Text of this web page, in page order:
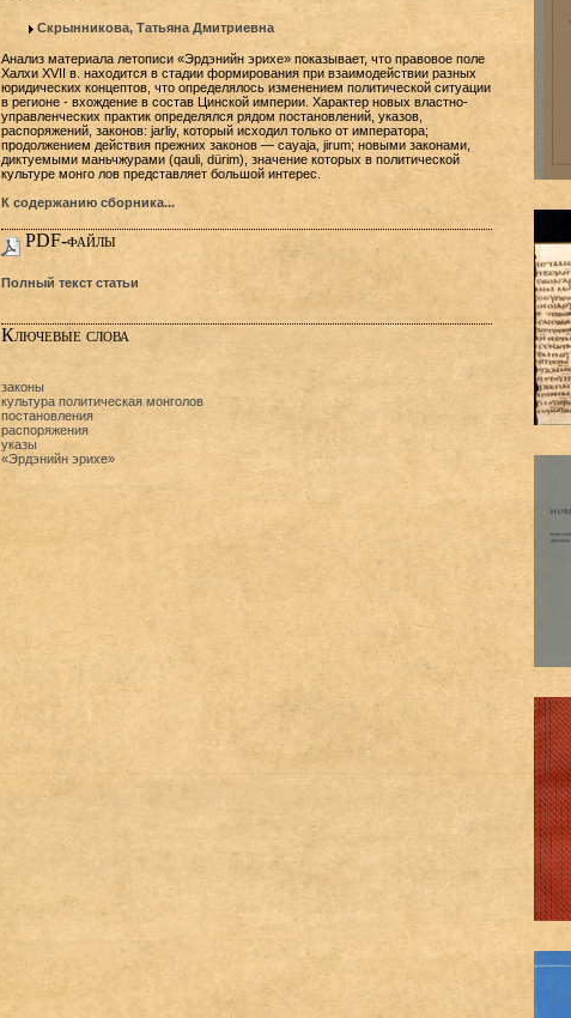
Скрынникова, Татьяна Дмитриевна
Анализ материала летописи «Эрдэнийн эрихе» показывает, что правовое поле
Халхи XVII в. находится в стадии формирования при взаимодействии разных
юридических концептов, что определялось изменением политической ситуации
в регионе - вхождение в состав Цинской империи. Характер новых властно-
управленческих практик определялся рядом постановлений, указов,
распоряжений, законов: jarliy, который исходил только от императора;
продолжением действия прежних законов — cayaja, jirum; новыми законами,
диктуемыми маньчжурами (qauli, dürim), значение которых в политической
культуре монго лов представляет большой интерес.
К содержанию сборника...
PDF-файлы
Полный текст статьи
Ключевые слова
законы
культура политическая монголов
постановления
распоряжения
указы
«Эрдэнийн эрихе»